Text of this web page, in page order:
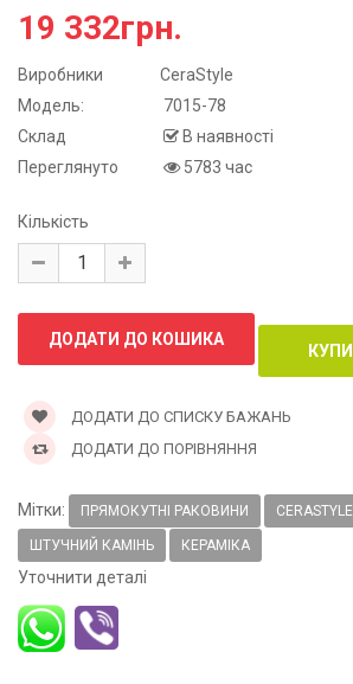
19 332грн.
Виробники
CeraStyle
Модель:
7015-78
Склад
В наявності
Переглянуто
5783 час
Кількість
ДОДАТИ ДО СПИСКУ БАЖАНЬ
ДОДАТИ ДО ПОРІВНЯННЯ
Мітки: ПРЯМОКУТНІ РАКОВИНИ CERASTYLE
ШТУЧНИЙ КАМІНЬ КЕРАМІКА
Уточнити деталі